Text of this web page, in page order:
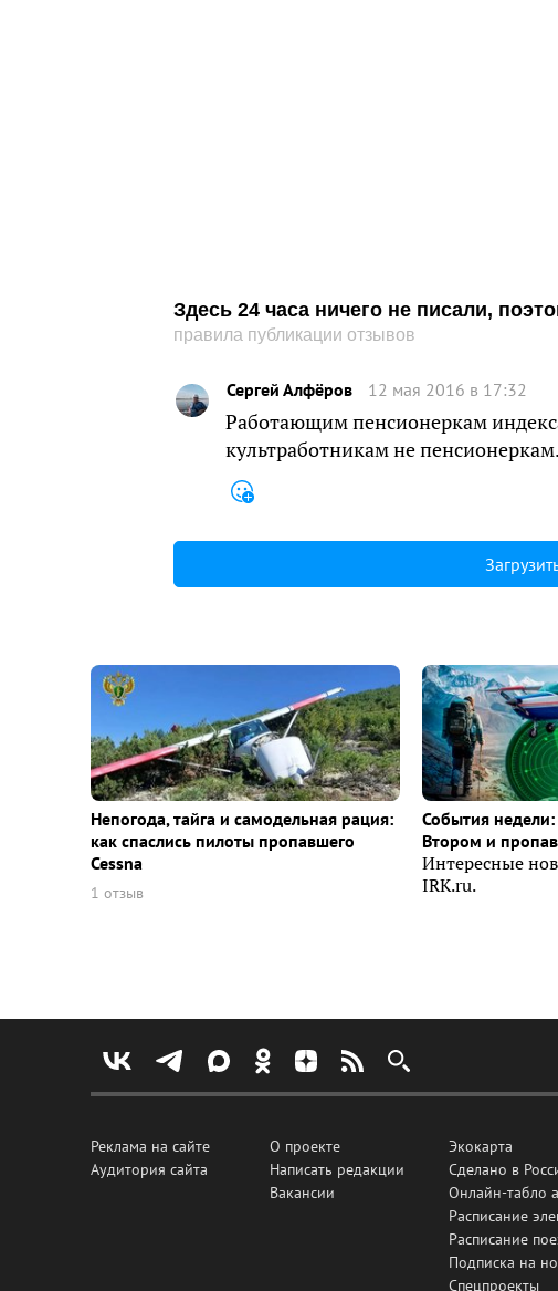
Здесь 24 часа ничего не писали,
правила публикации отзывов
Сергей Алфёров 12 мая 2016 в 17:32
Работающим пенсионеркам
культработникам не пенсионеркам.
Непогода, тайга и самодельная рация:
как спаслись пилоты пропавшего
Cessna
1 отзыв
События
Втором и
Интересные
IRK.ru.
Реклама на сайте
Аудитория сайта
О проекте
Написать редакции
Вакансии
Экокарта
Сделано в
Онлайн-табло
Расписание
Расписание
Подписка на
Спецпроекты